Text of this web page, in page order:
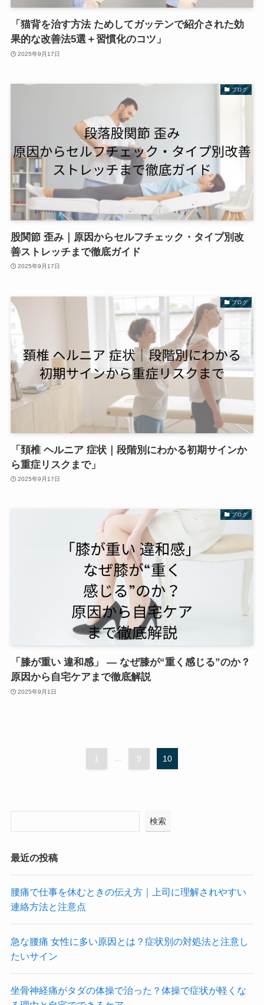
「猫背を治す方法 ためしてガッテンで紹介された効
果的な改善法5選＋習慣化のコツ」
2025年9月17日
ブログ
股関節 歪み｜原因からセルフチェック・タイプ別改
善ストレッチまで徹底ガイド
2025年9月17日
ブログ
「頚椎 ヘルニア 症状｜段階別にわかる初期サインか
ら重症リスクまで」
2025年9月17日
ブログ
「膝が重い 違和感」 — なぜ膝が“重く感じる”のか？
原因から自宅ケアまで徹底解説
2025年9月1日
1 ... 9 10
検索
最近の投稿
腰痛で仕事を休むときの伝え方｜上司に理解されやすい
連絡方法と注意点
急な腰痛 女性に多い原因とは？症状別の対処法と注意し
たいサイン
坐骨神経痛がタダの体操で治った？体操で症状が軽くな